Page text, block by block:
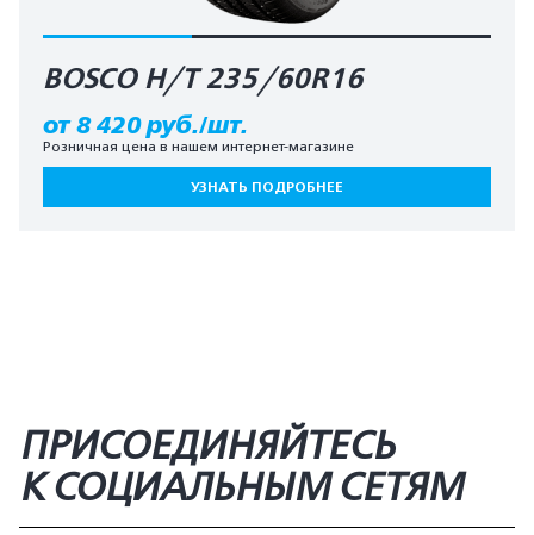
BOSCO H/T 235/60R16
от 8 420 руб./шт.
Розничная цена в нашем интернет-магазине
УЗНАТЬ ПОДРОБНЕЕ
ПРИСОЕДИНЯЙТЕСЬ
К СОЦИАЛЬНЫМ СЕТЯМ